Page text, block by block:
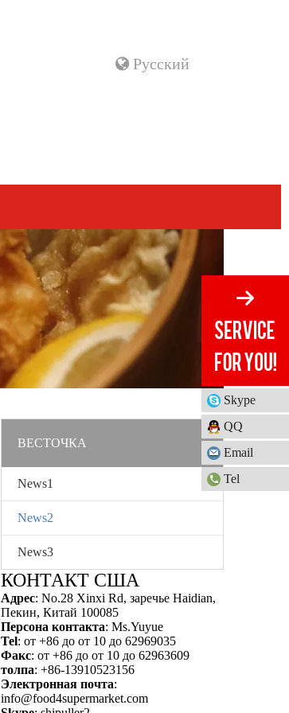
Pусский
ВЕСТОЧКА
News1
News2
News3
КОНТАКТ США
Адрес: No.28 Xinxi Rd, заречье Haidian,
Пекин, Китай 100085
Персона контакта: Ms.Yuyue
Tel: от +86 до от 10 до 62969035
Факс: от +86 до от 10 до 62963609
толпа: +86-13910523156
Электронная почта:
info@food4supermarket.com
Skype
QQ
Email
Tel